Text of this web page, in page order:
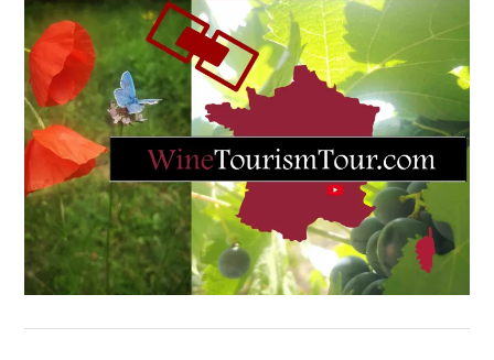
TOURISM
FAME
1ÈRE
ÉTAPE
DESTINATION
CORSICA
WINE
TOURISM
FAME
-
CORSE ,
WINE
TOUR,